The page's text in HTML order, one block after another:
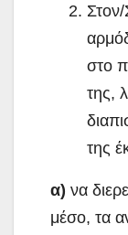
στο
της,
της
α) να
μέσο, τα